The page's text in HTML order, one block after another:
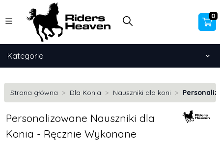
0
Kategorie
Strona główna Dla Konia Nauszniki dla koni
Personalizowane Nauszniki dla
Konia - Ręcznie Wykonane